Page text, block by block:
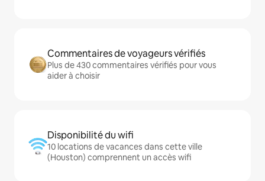
Commentaires de voyageurs vérifiés
Plus de 430 commentaires vérifiés pour vous
aider à choisir
Disponibilité du wifi
10 locations de vacances dans cette ville
(Houston) comprennent un accès wifi